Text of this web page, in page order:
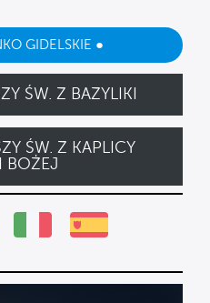
GIDELSKIE ●
ŚW. Z BAZYLIKI
ŚW. Z KAPLICY
BOŻEJ